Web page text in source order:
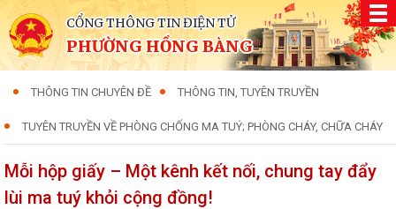
CỔNG THÔNG TIN ĐIỆN TỬ
PHƯỜNG HỒNG BÀNG
THÔNG TIN CHUYÊN ĐỀ THÔNG TIN, TUYÊN TRUYỀN
TUYÊN TRUYỀN VỀ PHÒNG CHỐNG MA TUÝ; PHÒNG CHÁY, CHỮA CHÁY
Mỗi hộp giấy – Một kênh kết nối, chung tay đẩy
lùi ma tuý khỏi cộng đồng!